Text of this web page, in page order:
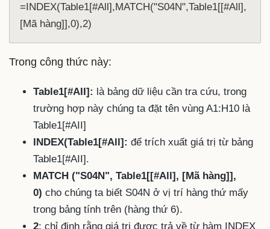
=INDEX(Table1[#All],MATCH("S04N",Table1[[#All],
[Mã hàng]],0),2)
Trong công thức này:
Table1[#AII]: là bảng dữ liệu cần tra cứu, trong
trường hợp này chúng ta đặt tên vùng A1:H10 là
Table1[#AII]
INDEX(Table1[#All]: để trích xuất giá trị từ bảng
Table1[#AII].
MATCH ("S04N", Table1[[#All], [Mã hàng]],
0) cho chúng ta biết S04N ở vị trí hàng thứ mấy
trong bảng tính trên (hàng thứ 6).
2: chỉ định rằng giá trị được trả về từ hàm INDEX